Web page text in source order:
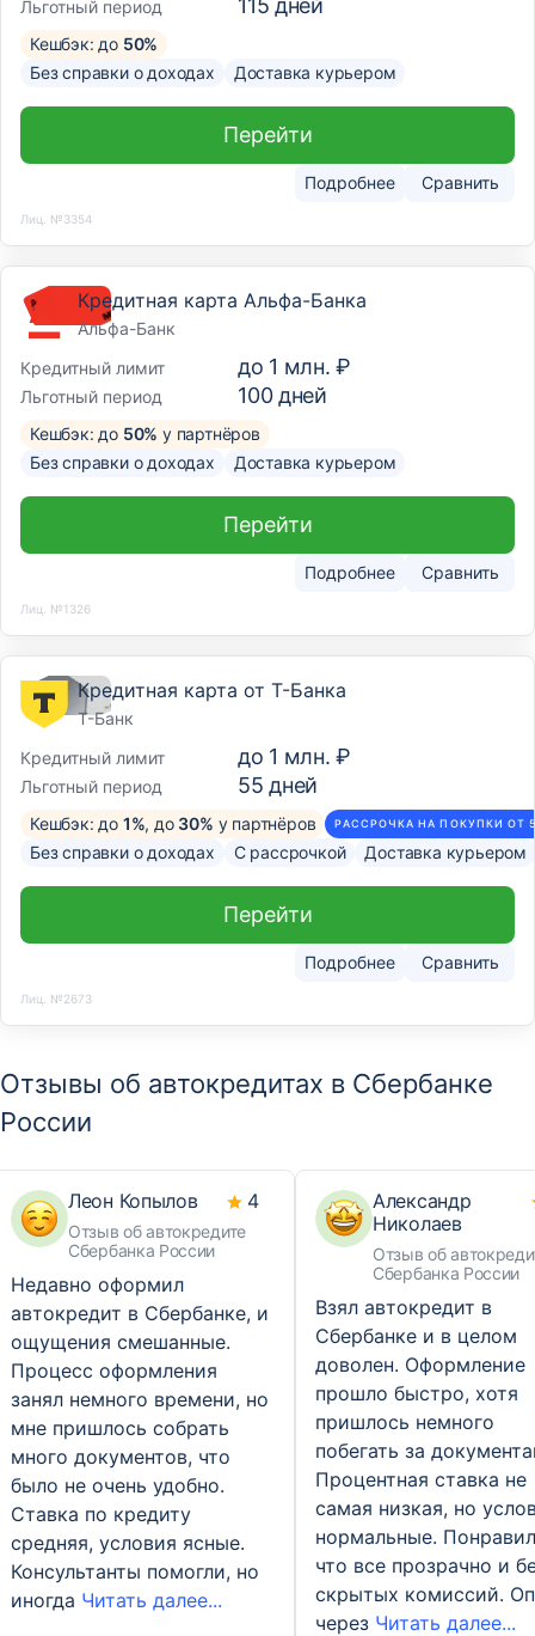
Льготный период 115 дней
Кешбэк: до 50%
Без справки о доходах
Доставка курьером
Подробнее Сравнить
Перейти
Лиц. №3354
Кредитная карта Альфа-Банка
Альфа-Банк
Кредитный лимит
до 1 млн. ₽
Льготный период 100дней
Кешбэк: до 50% у партнёров
Без справки о доходах
Доставка курьером
Подробнее Сравнить
Перейти
Лиц. №1326
Кредитная карта от Т-Банка
Т-Банк
Кредитный лимит
до 1 млн. ₽
Льготный период 55 дней
Кешбэк: до 1%, до 30% у партнёров РАССРОЧКА НА ПОКУПКИ ОТ
Без справки о доходах С рассрочкой Доставка курьером
Подробнее Сравнить
Перейти
Лиц. №2673
Отзывы об автокредитах в Сбербанке
России
Леон Копылов
Отзыв об автокредите
Сбербанка России
4
Недавно оформил
автокредит в Сбербанке, и
ощущения смешанные.
Процесс оформления
занял немного времени, но
мне пришлось собрать
много документов, что
было не очень удобно.
Ставка по кредиту
средняя, условия ясные.
Консультанты помогли, но
иногда Читать далее...
Александр
Николаев
Отзыв об
Сбербанка России
Взял автокредит в
Сбербанке и в целом
доволен. Оформление
прошло быстро, хотя
пришлось немного
побегать за
Процентная ставка не
самая низкая, но
нормальные.
что все прозрачно и
скрытых комиссий.
через Читать далее...